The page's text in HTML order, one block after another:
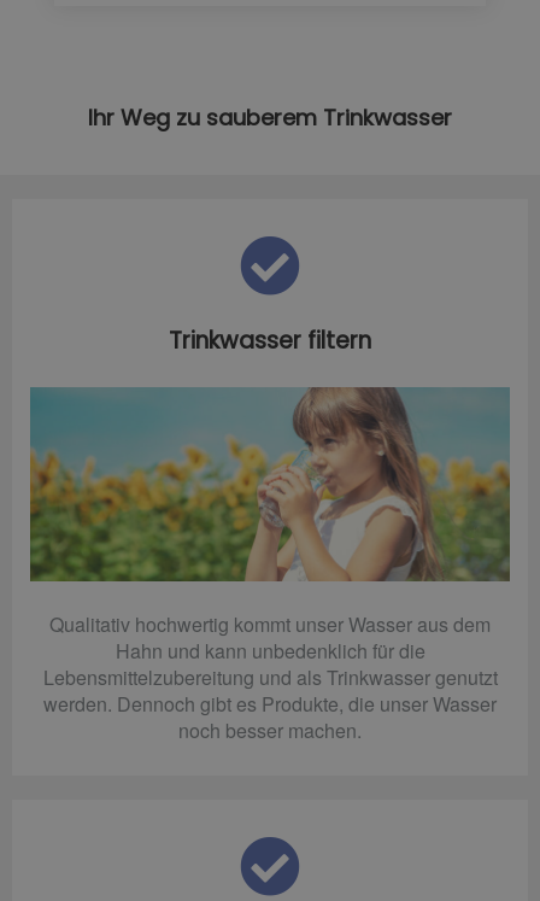
Ihr Weg zu sauberem Trinkwasser
Trinkwasser filtern
Qualitativ hochwertig kommt unser Wasser aus dem
Hahn und kann unbedenklich für die
Lebensmittelzubereitung und als Trinkwasser genutzt
werden. Dennoch gibt es Produkte, die unser Wasser
noch besser machen.